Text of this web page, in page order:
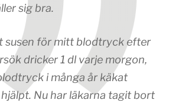
sig bra.
susen för mitt blodtryck efter
dricker 1 dl varje morgon,
i många år käkat
Nu har läkarna tagit bort